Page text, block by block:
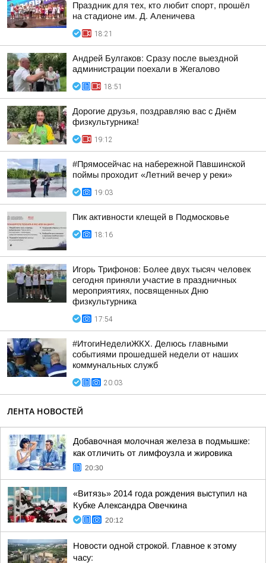
Праздник для тех, кто любит спорт, прошёл
на стадионе им. Д. Аленичева
18:21
Андрей Булгаков: Сразу после выездной
администрации поехали в Жегалово
18:51
Дорогие друзья, поздравляю вас с Днём
физкультурника!
19:12
#Прямосейчас на набережной Павшинской
поймы проходит «Летний вечер у реки»
19:03
Пик активности клещей в Подмосковье
18:16
Игорь Трифонов: Более двух тысяч человек
сегодня приняли участие в праздничных
мероприятиях, посвященных Дню
физкультурника
17:54
#ИтогиНеделиЖКХ. Делюсь главными
событиями прошедшей недели от наших
коммунальных служб
20:03
ЛЕНТА НОВОСТЕЙ
Добавочная молочная железа в подмышке:
как отличить от лимфоузла и жировика
20:30
«Витязь» 2014 года рождения выступил на
Кубке Александра Овечкина
20:12
Новости одной строкой. Главное к этому
часу: